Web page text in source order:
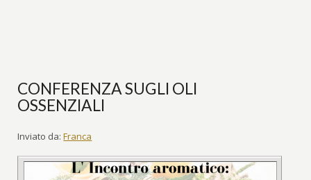
CONFERENZA SUGLI OLI
OSSENZIALI
Inviato da: Franca